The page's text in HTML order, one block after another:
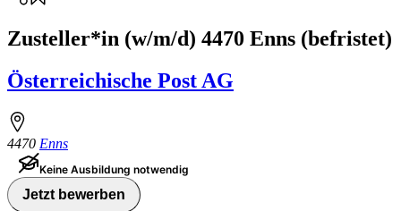
Zusteller*in (w/m/d) 4470 Enns (befristet)
Österreichische Post AG
4470 Enns
Keine Ausbildung notwendig
Jetzt bewerben